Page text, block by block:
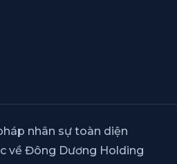
nhân sự toàn diện
về Đông Dương Holding